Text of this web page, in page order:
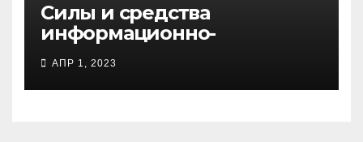
Силы и средства
информационно-
психологических операций
вооруженных сил Украины
АПР 1, 2023